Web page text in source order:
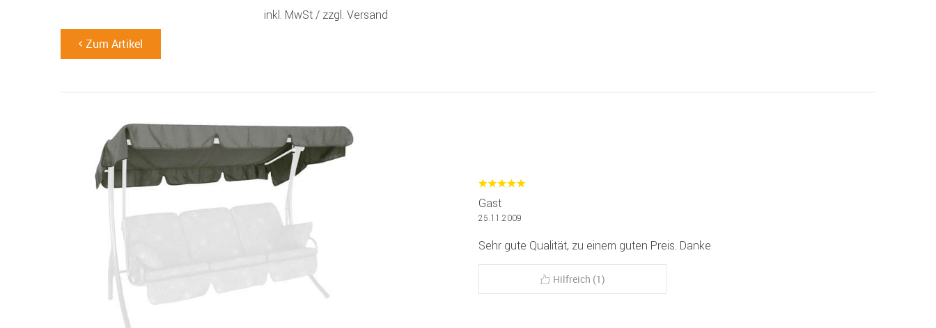
inkl. MwSt / zzgl. Versand
Zum Artikel
Gast
25.11.2009
Sehr gute Qualität, zu einem guten Preis. Danke
Hilfreich (1)